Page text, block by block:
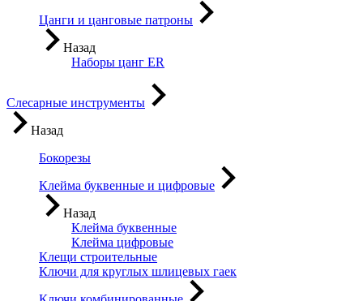
Цанги и цанговые патроны
Назад
Наборы цанг ER
Слесарные инструменты
Назад
Бокорезы
Клейма буквенные и цифровые
Назад
Клейма буквенные
Клейма цифровые
Клещи строительные
Ключи для круглых шлицевых гаек